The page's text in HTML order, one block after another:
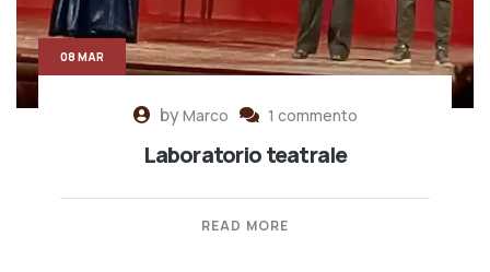
byMarco 1 commento
Laboratorio teatrale
READ MORE
08 MAR